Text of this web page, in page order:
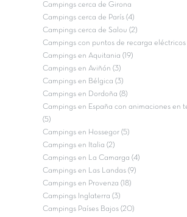
Campings cerca de Girona
Campings cerca de París (4)
Campings cerca de Salou (2)
Campings con puntos de recarga eléctricos
Campings en Aquitania (19)
Campings en Aviñón (3)
Campings en Bélgica (3)
Campings en Dordoña (8)
Campings en España con animaciones en
(5)
Campings en Hossegor (5)
Campings en Italia (2)
Campings en La Camarga (4)
Campings en Las Landas (9)
Campings en Provenza (18)
Campings Inglaterra (3)
Campings Países Bajos (20)